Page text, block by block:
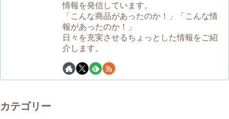
情報を発信しています。
「こんな商品があったのか！」「こんな情
報があったのか！」
日々を充実させるちょっとした情報をご紹
介します。
カテゴリー